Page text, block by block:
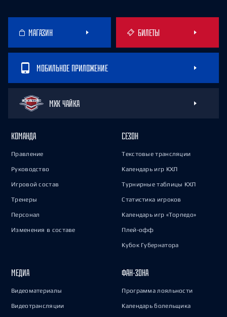
МАГАЗИН БИЛЕТЫ
МОБИЛЬНОЕ ПРИЛОЖЕНИЕ
МХК ЧАЙКА
КОМАНДА
Правление
Руководство
Игровой состав
Тренеры
Персонал
Изменения в составе
СЕЗОН
Текстовые трансляции
Календарь игр КХЛ
Турнирные таблицы КХЛ
Статистика игроков
Календарь игр «Торпедо»
Плей-офф
Кубок Губернатора
МЕДИА
Видеоматериалы
Видеотрансляции
ФАН-ЗОНА
Программа лояльности
Календарь болельщика